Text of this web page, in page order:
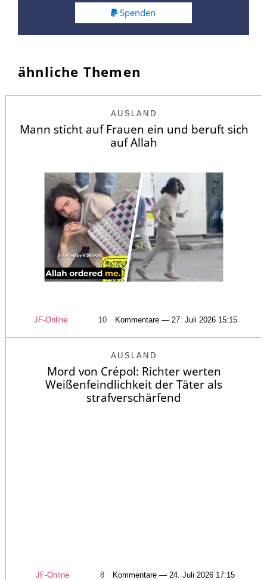
Spenden
ähnliche Themen
AUSLAND
Mann sticht auf Frauen ein und beruft sich
auf Allah
JF-Online 10 Kommentare — 27. Juli 2026 15:15
AUSLAND
Mord von Crépol: Richter werten
Weißenfeindlichkeit der Täter als
strafverschärfend
JF-Online 8 Kommentare — 24. Juli 2026 17:15